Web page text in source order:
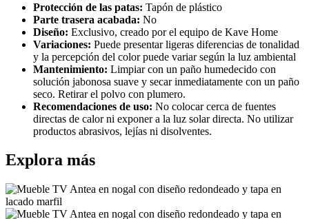
Protección de las patas: Tapón de plástico
Parte trasera acabada: No
Diseño: Exclusivo, creado por el equipo de Kave Home
Variaciones: Puede presentar ligeras diferencias de tonalidad
y la percepción del color puede variar según la luz ambiental
Mantenimiento: Limpiar con un paño humedecido con
solución jabonosa suave y secar inmediatamente con un paño
seco. Retirar el polvo con plumero.
Recomendaciones de uso: No colocar cerca de fuentes
directas de calor ni exponer a la luz solar directa. No utilizar
productos abrasivos, lejías ni disolventes.
Explora más